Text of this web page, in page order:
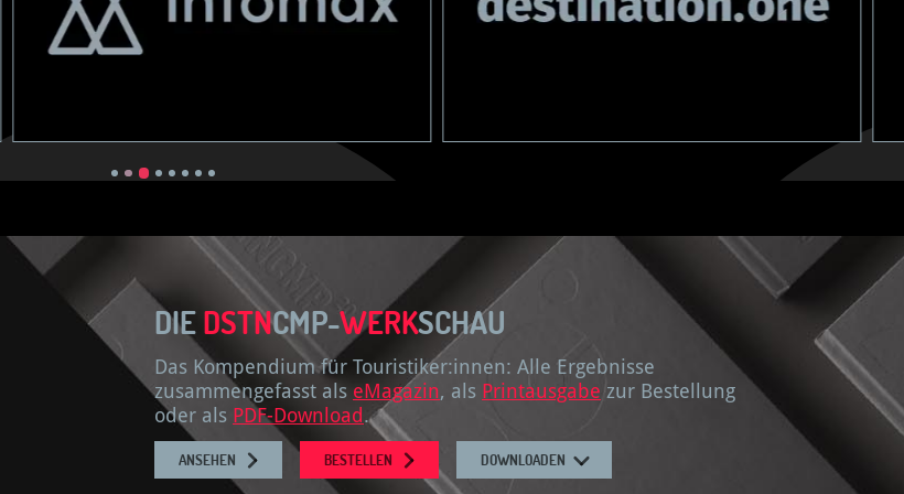
DIEDSTNCMP-WERKSCHAU
Das Kompendium für Touristiker:innen: Alle Ergebnisse
zusammengefasst als eMagazin, als Printausgabe zur Bestellung
oder als PDF-Download.
ANSEHEN BESTELLEN DOWNLOADEN